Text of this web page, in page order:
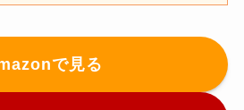
で見る